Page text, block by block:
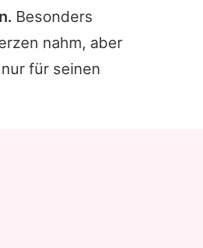
Besonders
nahm, aber
für seinen